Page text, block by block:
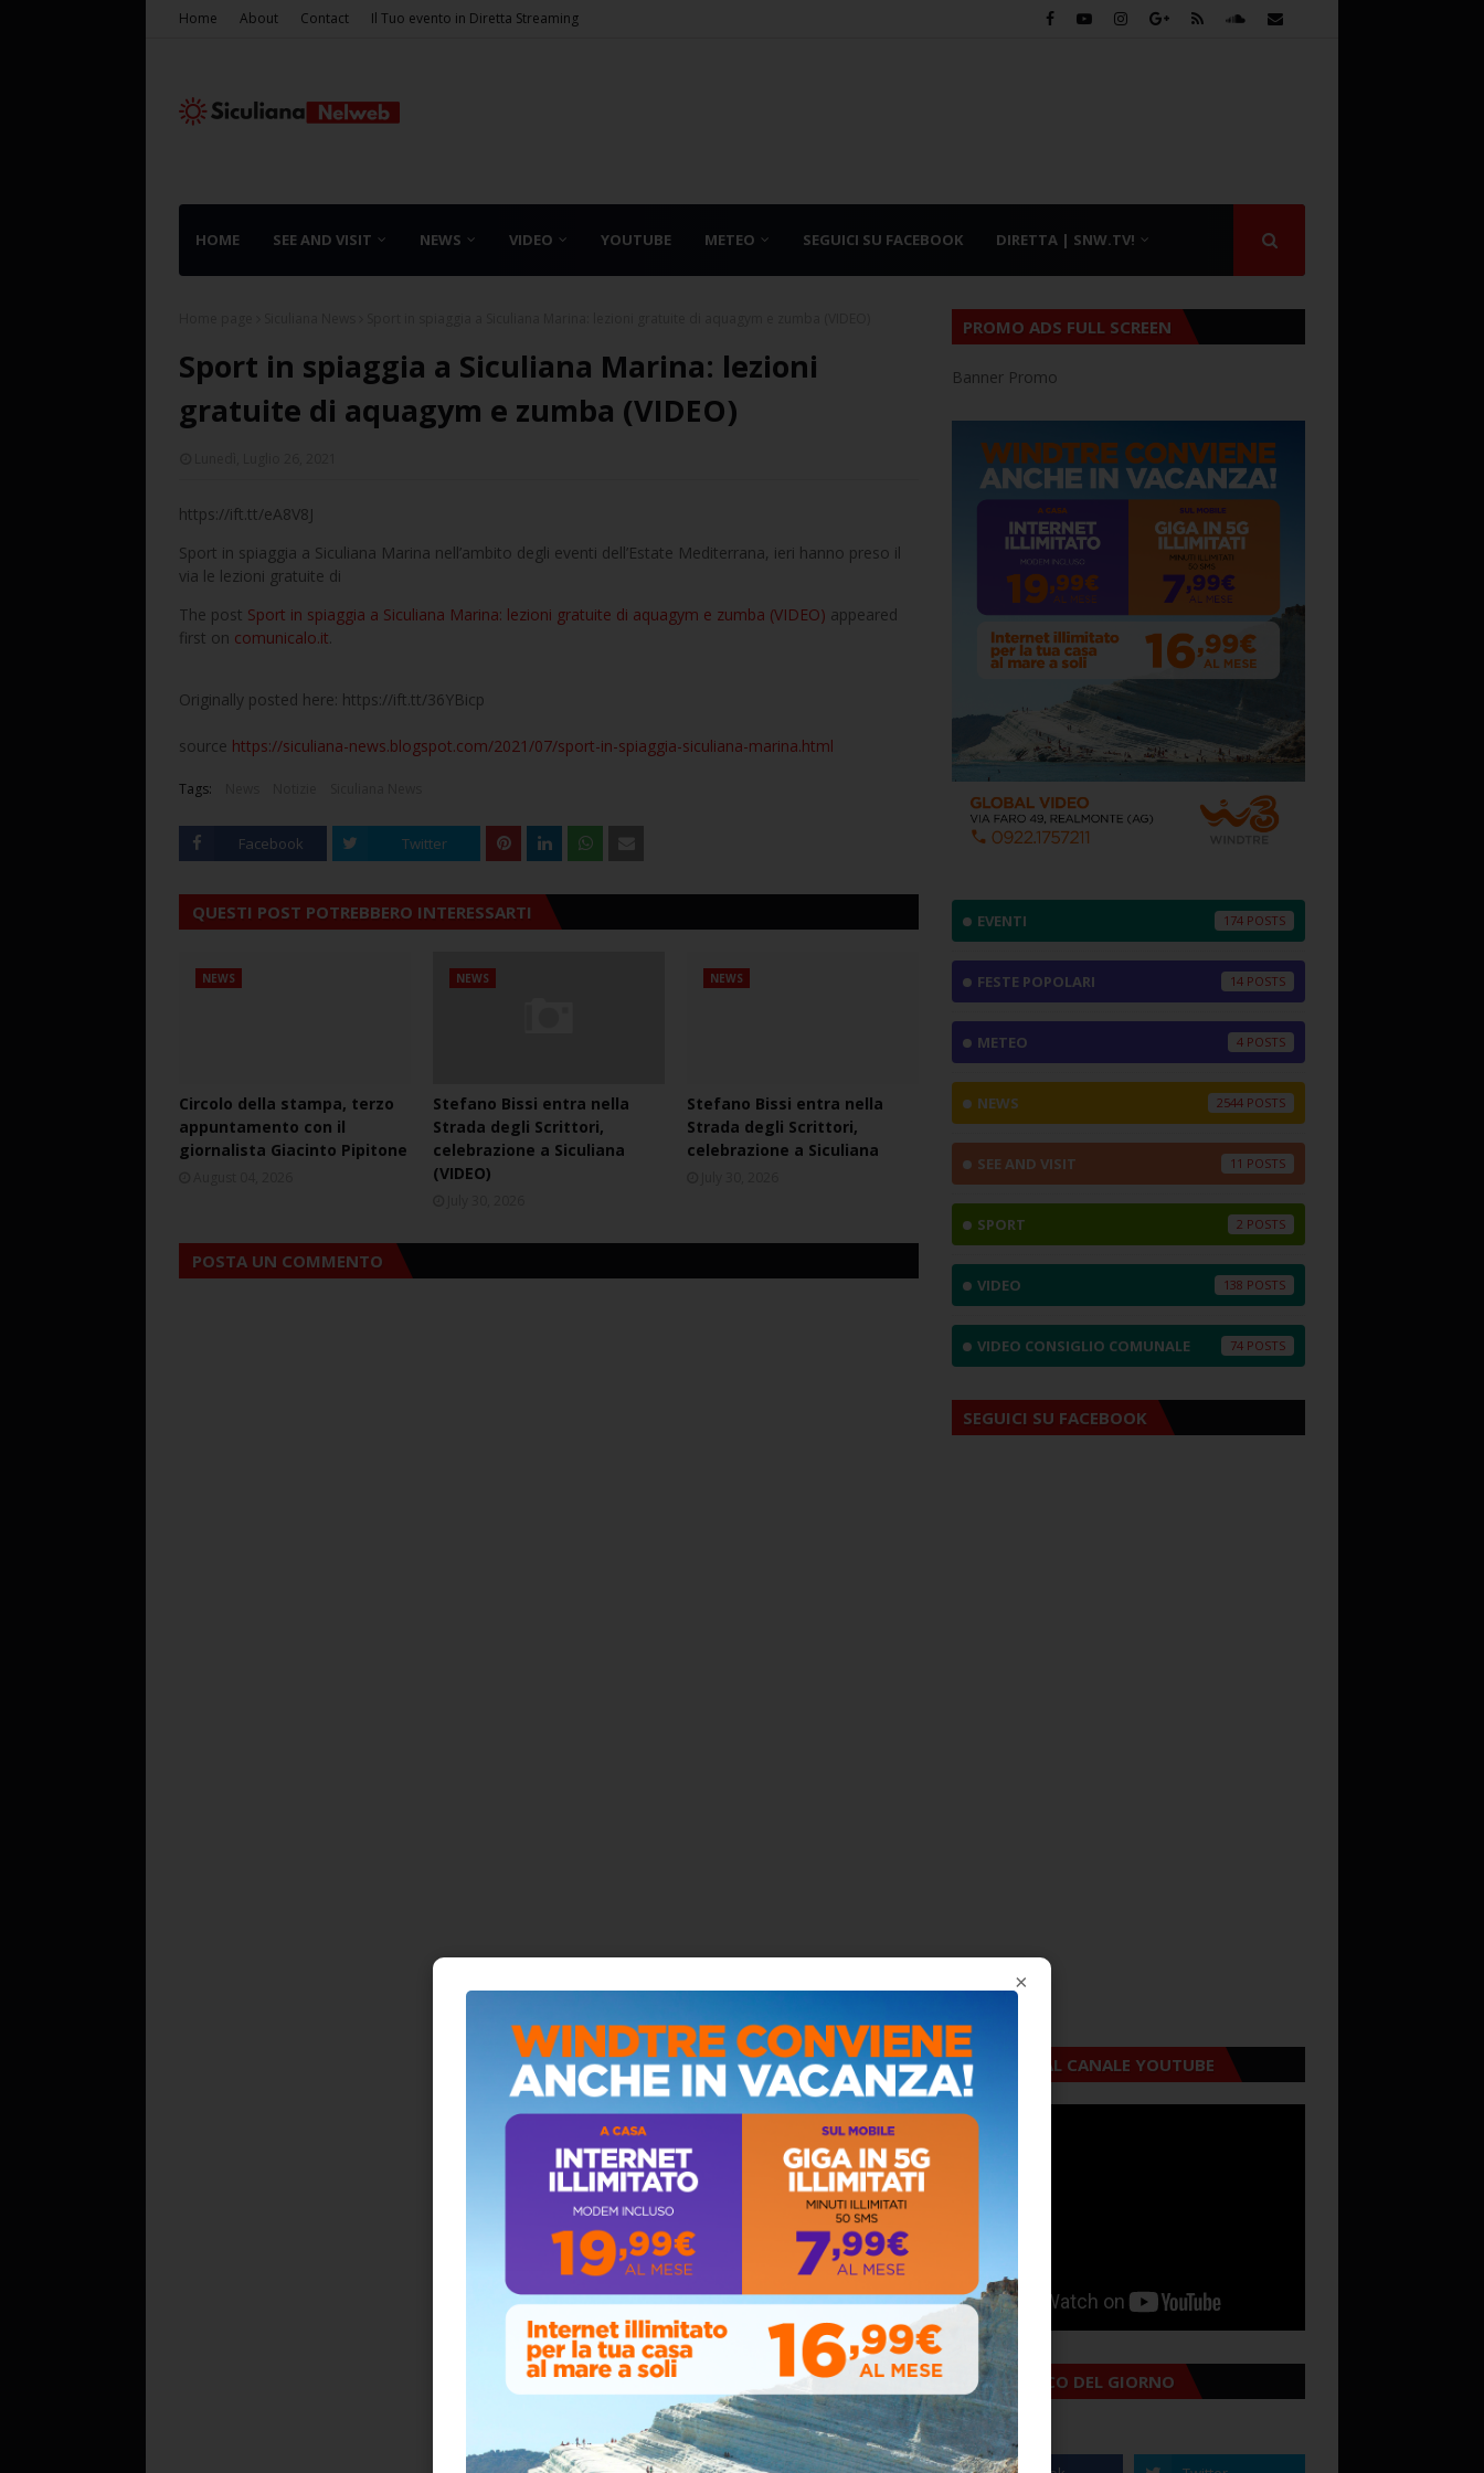
Home About Contact Il Tuo evento in Diretta Streaming
HOME SEE AND VISIT NEWS VIDEO YOUTUBE METEO SEGUICI SU FACEBOOK DIRETTA | SNW.TV!
Sport in spiaggia a Siculiana Marina: lezioni
gratuite di aquagym e zumba (VIDEO)
https://ift.tt/eA8V8J
Sport in spiaggia a Siculiana Marina nell’ambito degli eventi dell’Estate Mediterrana, ieri hanno preso il
via le lezioni gratuite di
The post Sport in spiaggia a Siculiana Marina: lezioni gratuite di aquagym e zumba (VIDEO) appeared
first on comunicalo.it.
Originally posted here: https://ift.tt/36YBicp
source https://siculiana-news.blogspot.com/2021/07/sport-in-spiaggia-siculiana-marina.html
Tags:
Facebook Twitter
QUESTI POST POTREBBERO INTERESSARTI
NEWS
Circolo della stampa, terzo
appuntamento con il
giornalista Giacinto Pipitone
NEWS
Stefano Bissi entra nella
Strada degli Scrittori,
celebrazione a Siculiana
(VIDEO)
NEWS
Stefano Bissi entra nella
Strada degli Scrittori,
celebrazione a Siculiana
POSTA UN COMMENTO
PROMO ADS FULL SCREEN
Banner Promo
×
EVENTI 174
FESTE POPOLARI 14
METEO 4
NEWS 2544
SEE AND VISIT 11
SPORT 2
VIDEO 138
VIDEO CONSIGLIO COMUNALE 74
SEGUICI SU FACEBOOK
ISCRIVITI AL CANALE YOUTUBE
ALMANACCO DEL GIORNO